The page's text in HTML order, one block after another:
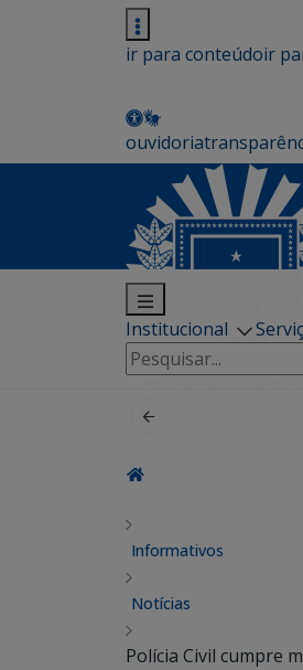
ir para conteúdoir
ouvidoria
Institucional
Pesquisar
por:
Informativos
Notícias
Polícia Civil cumpre